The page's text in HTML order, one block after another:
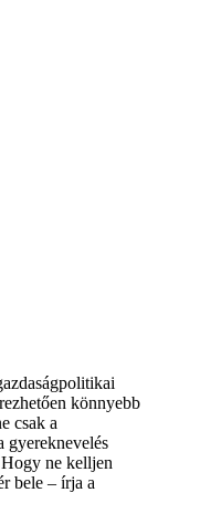
könnyebb
csak a
gyereknevelés
ne kelljen
bele – írja a